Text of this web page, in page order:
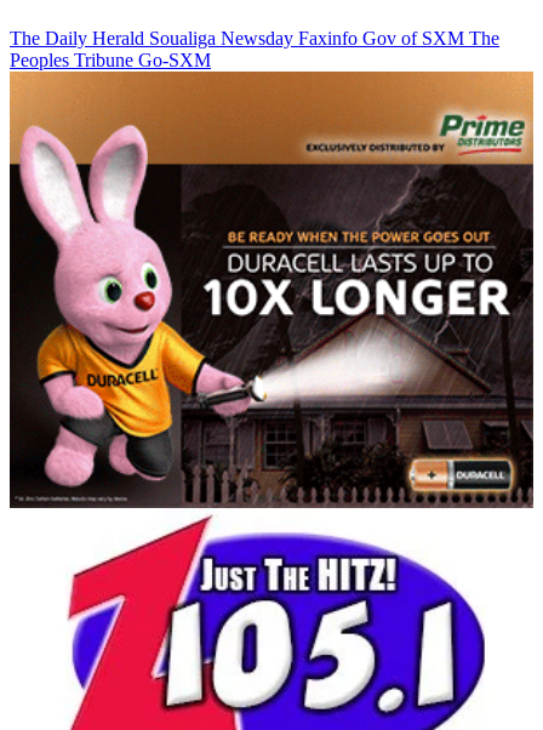
The Daily Herald Soualiga Newsday Faxinfo Gov of SXM The
Peoples Tribune Go-SXM